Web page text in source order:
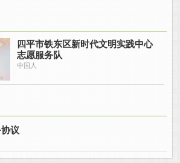
四平市铁东区新时代文明实践中心
志愿服务队
中国人
议